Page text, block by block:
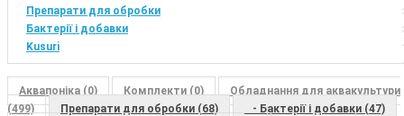
Препарати для обробки
Бактерії і добавки
Kusuri
Аквапоніка (0) Комплекти (0)
Обладнання для аквакультури
(499)
Препарати для обробки (68)
- Бактерії і добавки (47)